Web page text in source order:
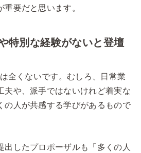
要だと思います。
特別な経験がないと登壇
全くないです。むしろ、日常業
夫や、派手ではないけれど着実な
の人が共感する学びがあるもので
出したプロポーザルも「多くの人